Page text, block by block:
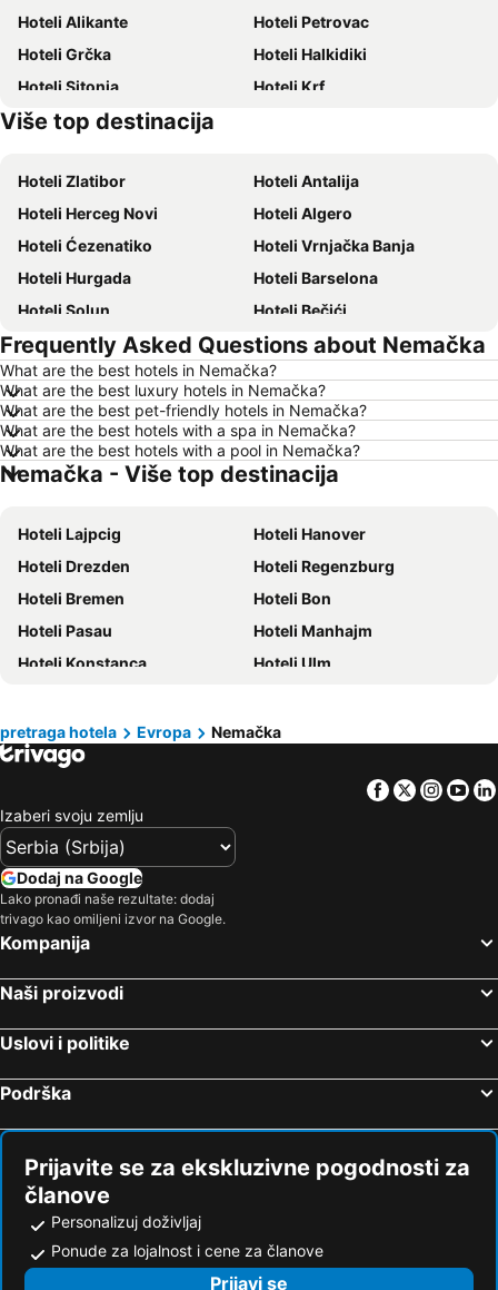
Hoteli Alikante
Hoteli Petrovac
Hoteli Grčka
Hoteli Halkidiki
Hoteli Sitonia
Hoteli Krf
Hoteli Hrvatsko primorje
Više top destinacija
Hoteli Zlatibor
Hoteli Antalija
Hoteli Herceg Novi
Hoteli Algero
Hoteli Ćezenatiko
Hoteli Vrnjačka Banja
Hoteli Hurgada
Hoteli Barselona
Hoteli Solun
Hoteli Bečići
Hoteli Hanija
Hoteli Tivat
Hoteli Nica
Hoteli Sutomore
Hoteli Rim
Hoteli Nei Pori
Hoteli Pefkohori
Hoteli Rimini
Hoteli Milano
Hoteli Crna Gora
Hoteli Sardinija
Hoteli Ostrvo Tasos
Hoteli Santorini
Hoteli Italija
Hoteli Srbija
Hoteli Malta
Hoteli Lefkada
Hoteli Ostrvo Zakintos
Hoteli Hrvatska Istra
Hoteli Antalijska provincija
Hoteli Kassandra Peninsula
Hoteli Turska
Hoteli Tesalija
Frequently Asked Questions about Nemačka
What are the best hotels in Nemačka?
What are the best luxury hotels in Nemačka?
What are the best pet-friendly hotels in Nemačka?
What are the best hotels with a spa in Nemačka?
What are the best hotels with a pool in Nemačka?
Nemačka - Više top destinacija
Hoteli Lajpcig
Hoteli Hanover
Hoteli Drezden
Hoteli Regenzburg
Hoteli Bremen
Hoteli Bon
Hoteli Pasau
Hoteli Manhajm
Hoteli Konstanca
Hoteli Ulm
Hoteli Halbergmoos
Hoteli Offenbach
Hoteli Frajburg
Hoteli Garmisch
Hoteli Ahen
Hoteli Villingen-Schwenningen
Hoteli Memmingen
Hoteli Deggendorf
Hoteli Lajnfelden
Hoteli Ašhajm
Hoteli Getingen
Hoteli Bamberg
Hoteli Ingolštat
pretraga hotela Evropa Nemačka
Facebook
Twitter
Izaberi svoju zemlju
Dodaj na Google
Lako pronađi naše rezultate: dodaj
trivago kao omiljeni izvor na Google.
Kompanija
Naši proizvodi
Uslovi i politike
Podrška
Prijavite se za ekskluzivne pogodnosti za
članove
Personalizuj doživljaj
Ponude za lojalnost i cene za članove
Prijavi se